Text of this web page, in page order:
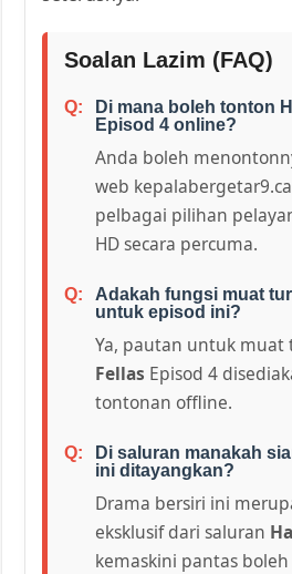
Soalan Lazim (FAQ)
Di mana boleh tonton
Episod 4 online?
Anda boleh
web
pelbagai pilihan
HD secara percuma.
Adakah fungsi muat
untuk episod ini?
Ya, pautan untuk muat
Fellas Episod 4
tontonan offline.
Di saluran manakah
ini ditayangkan?
Drama bersiri ini
eksklusif dari saluran
kemaskini pantas